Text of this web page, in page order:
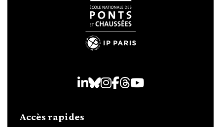
LinkedIn
Bluesky
Instagram
Facebook
Threads
Youtube
Accès rapides